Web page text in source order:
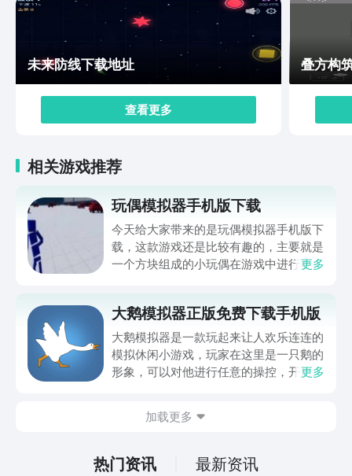
未来防线下载地址
查看更多
叠方构
相关游戏推荐
玩偶模拟器手机版下载
今天给大家带来的是玩偶模拟器手机版下
载，这款游戏还是比较有趣的，主要就是
一个方块组成的小玩偶在游戏中进行赛
的，所以喜欢解压小游戏的小伙伴可以一
起看看这款游戏正版下载地址分享，下载
下来打法时间非常不错。
更多
大鹅模拟器正版免费下载手机版
大鹅模拟器是一款玩起来让人欢乐连连的
模拟休闲小游戏，玩家在这里是一只鹅的
形象，可以对他进行任意的操控，开启各
费下载手机版哪里获取地址呢？如果对这
编继续看下面的精彩内容吧。
更多
加载更多
热门资讯 最新资讯